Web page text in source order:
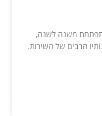
משנה לשנה,
הרבים של השירות.